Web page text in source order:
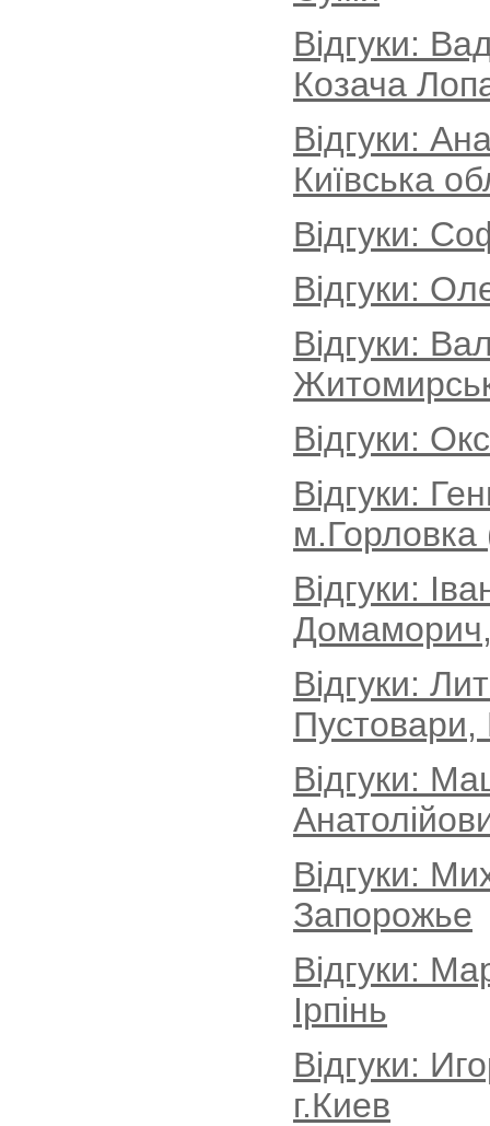
Відгуки:
Козача
Відгуки:
Київська
Відгуки:
Відгуки:
Відгуки:
Відгуки:
Відгуки:
Відгуки:
Домаморич,
Відгуки:
Пустовари,
Відгуки:
Відгуки:
Запорожье
Відгуки:
Ірпінь
Відгуки:
г.Киев